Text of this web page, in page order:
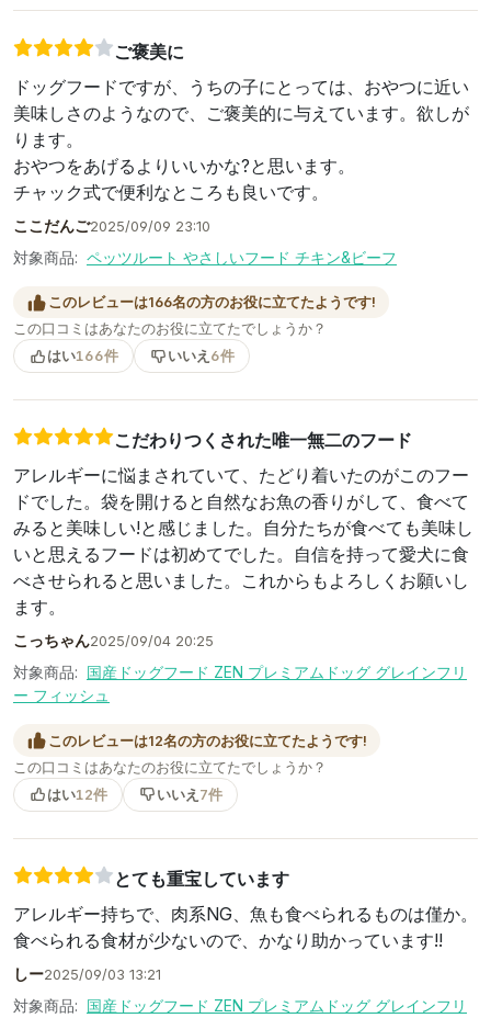
ご褒美に
ドッグフードですが、うちの子にとっては、おやつに近い
美味しさのようなので、ご褒美的に与えています。欲しが
ります。
おやつをあげるよりいいかな?と思います。
チャック式で便利なところも良いです。
ここだんご2025/09/09 23:10
対象商品: ペッツルート やさしいフード チキン&ビーフ
このレビューは166名の方のお役に立てたようです!
この口コミはあなたのお役に立てたでしょうか？
はい166件 いいえ 6件
こだわりつくされた唯一無二のフード
アレルギーに悩まされていて、たどり着いたのがこのフー
ドでした。袋を開けると自然なお魚の香りがして、食べて
みると美味しい!と感じました。自分たちが食べても美味し
いと思えるフードは初めてでした。自信を持って愛犬に食
べさせられると思いました。これからもよろしくお願いし
ます。
こっちゃん2025/09/04 20:25
対象商品: 国産ドッグフード ZEN プレミアムドッグ グレインフリ
ー フィッシュ
このレビューは12名の方のお役に立てたようです!
この口コミはあなたのお役に立てたでしょうか？
はい12件 いいえ 7件
とても重宝しています
アレルギー持ちで、肉系NG、魚も食べられるものは僅か。
食べられる食材が少ないので、かなり助かっています!!
しー2025/09/03 13:21
対象商品: 国産ドッグフード ZEN プレミアムドッグ グレインフリ